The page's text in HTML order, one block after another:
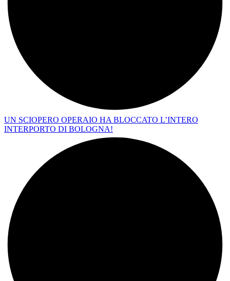
UN SCIOPERO OPERAIO HA BLOCCATO L’INTERO
INTERPORTO DI BOLOGNA!